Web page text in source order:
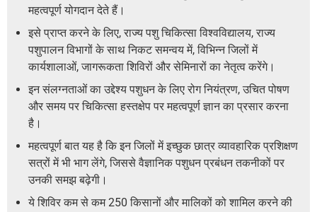
महत्वपूर्ण योगदान देते हैं।
इसे प्राप्त करने के लिए, राज्य पशु चिकित्सा विश्वविद्यालय, राज्य
पशुपालन विभागों के साथ निकट समन्वय में, विभिन्न जिलों में
कार्यशालाओं, जागरूकता शिविरों और सेमिनारों का नेतृत्व करेंगे।
इन संलग्नताओं का उद्देश्य पशुधन के लिए रोग नियंत्रण, उचित पोषण
और समय पर चिकित्सा हस्तक्षेप पर महत्वपूर्ण ज्ञान का प्रसार करना
है।
महत्वपूर्ण बात यह है कि इन जिलों में इच्छुक छात्र व्यावहारिक प्रशिक्षण
सत्रों में भी भाग लेंगे, जिससे वैज्ञानिक पशुधन प्रबंधन तकनीकों पर
उनकी समझ बढ़ेगी।
ये शिविर कम से कम 250 किसानों और मालिकों को शामिल करने की